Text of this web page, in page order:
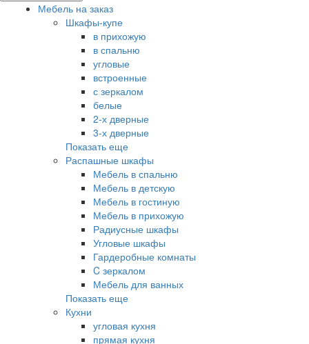
Мебель на заказ
Шкафы-купе
в прихожую
в спальню
угловые
встроенные
с зеркалом
белые
2-х дверные
3-х дверные
Показать еще
Распашные шкафы
Мебель в спальню
Мебель в детскую
Мебель в гостиную
Мебель в прихожую
Радиусные шкафы
Угловые шкафы
Гардеробные комнаты
C зеркалом
Мебель для ванных
Показать еще
Кухни
угловая кухня
прямая кухня